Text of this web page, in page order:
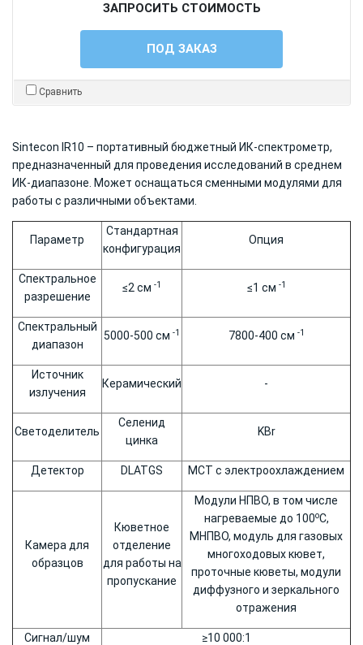
ЗАПРОСИТЬ СТОИМОСТЬ
ПОД ЗАКАЗ
Сравнить
Sintecon IR10 – портативный бюджетный ИК-спектрометр,
предназначенный для проведения исследований в среднем
ИК-диапазоне. Может оснащаться сменными модулями для
работы с различными объектами.
Параметр
Стандартная
конфигурация
Опция
Спектральное
разрешение
≤2 см -1 ≤1 см -1
Спектральный
диапазон
5000-500 см -1 7800-400 см -1
Источник
излучения
Керамический -
Светоделитель
Селенид
цинка
KBr
Детектор DLATGS МСТ с электроохлаждением
Камера для
образцов
Кюветное
отделение
для работы на
пропускание
Модули НПВО, в том числе
нагреваемые до 100оС,
МНПВО, модуль для газовых
многоходовых кювет,
проточные кюветы, модули
диффузного и зеркального
отражения
Сигнал/шум ≥10 000:1